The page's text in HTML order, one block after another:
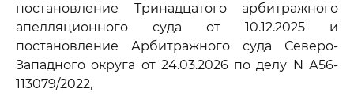
постановление Тринадцатого арбитражного
апелляционного суда от 10.12.2025 и
постановление Арбитражного суда Северо-
Западного округа от 24.03.2026 по делу N А56-
113079/2022,